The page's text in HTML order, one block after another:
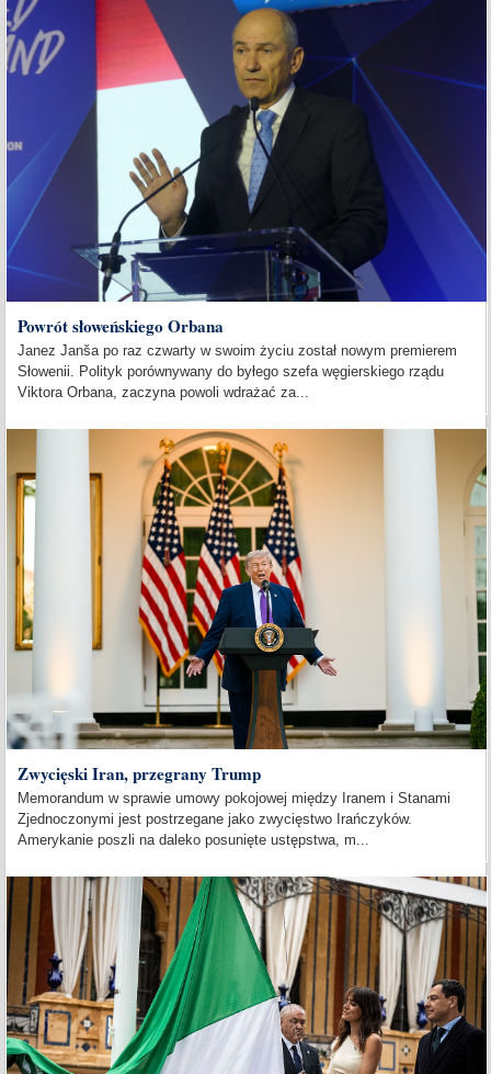
Powrót słoweńskiego Orbana
Janez Janša po raz czwarty w swoim życiu został nowym premierem
Słowenii. Polityk porównywany do byłego szefa węgierskiego rządu
Viktora Orbana, zaczyna powoli wdrażać za...
Zwycięski Iran, przegrany Trump
Memorandum w sprawie umowy pokojowej między Iranem i Stanami
Zjednoczonymi jest postrzegane jako zwycięstwo Irańczyków.
Amerykanie poszli na daleko posunięte ustępstwa, m...